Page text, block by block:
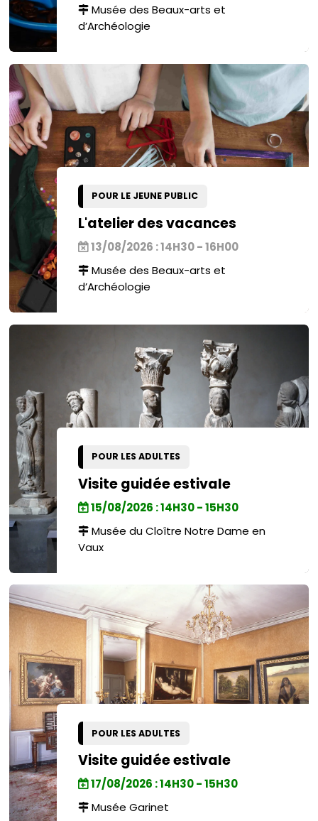
Musée des Beaux-arts et
d’Archéologie
POUR LE JEUNE PUBLIC
L'atelier des vacances
13/08/2026 : 14H30 - 16H00
Musée des Beaux-arts et
d’Archéologie
POUR LES ADULTES
Visite guidée estivale
15/08/2026 : 14H30 - 15H30
Musée du Cloître Notre Dame en
Vaux
POUR LES ADULTES
Visite guidée estivale
17/08/2026 : 14H30 - 15H30
Musée Garinet